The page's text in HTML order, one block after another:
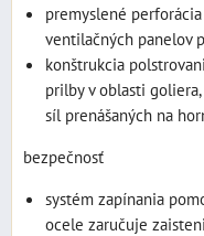
premyslené
ventilačných panelov
konštrukcia
prilby v oblasti
síl prenášaných na
bezpečnosť
systém zapínania
ocele zaručuje